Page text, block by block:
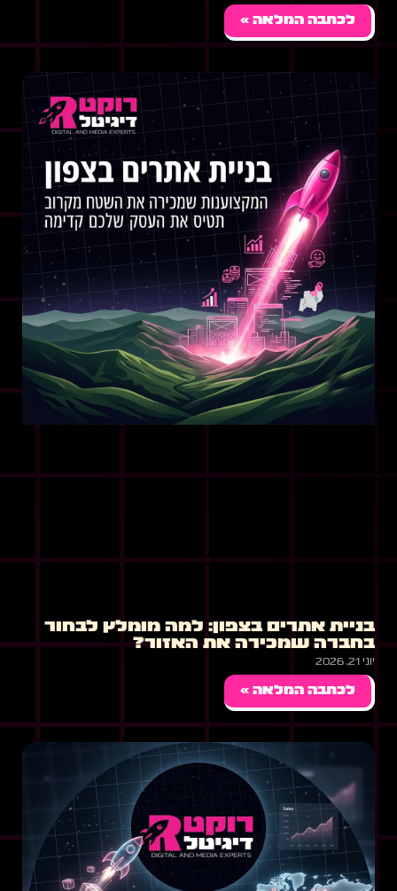
לכתבה המלאה »
בניית אתרים בצפון: למה מומלץ לבחור
בחברה שמכירה את האזור?
יוני 21, 2026
לכתבה המלאה »